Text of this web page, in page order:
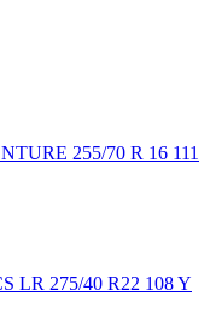
255/70 R 16 111
LR 275/40 R22 108 Y